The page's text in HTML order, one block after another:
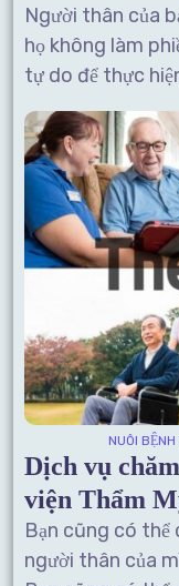
Người thân của
họ không làm
tự do để thực
NUÔI
Dịch vụ
viện Thẩm
Bạn cũng có thể
người thân của